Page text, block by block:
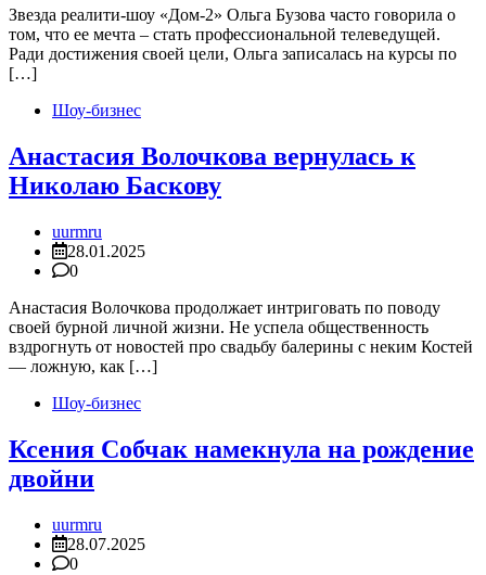
Звезда реалити-шоу «Дом-2» Ольга Бузова часто говорила о
том, что ее мечта – стать профессиональной телеведущей.
Ради достижения своей цели, Ольга записалась на курсы по
[…]
Шоу-бизнес
Анастасия Волочкова вернулась к
Николаю Баскову
uurmru
28.01.2025
0
Анастасия Волочкова продолжает интриговать по поводу
своей бурной личной жизни. Не успела общественность
вздрогнуть от новостей про свадьбу балерины с неким Костей
— ложную, как […]
Шоу-бизнес
Ксения Собчак намекнула на рождение
двойни
uurmru
28.07.2025
0